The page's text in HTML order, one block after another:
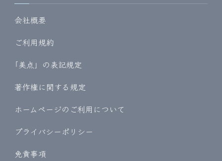
会社概要
ご利用規約
｢美点」の表記規定
著作権に関する規定
ホームページのご利用について
プライバシーポリシー
免責事項